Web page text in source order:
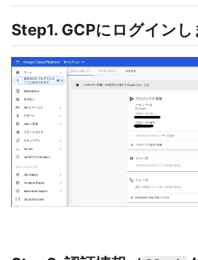
Step1. GCPにログインし